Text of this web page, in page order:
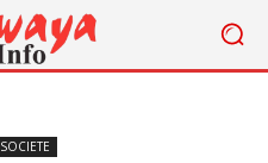
SOCIETE